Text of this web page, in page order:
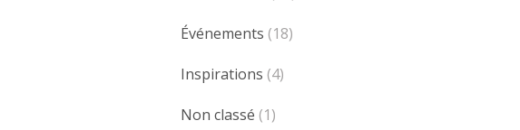
Événements (18)
Inspirations (4)
Non classé (1)